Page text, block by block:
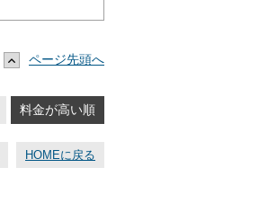
ページ先頭へ
料金が高い順
HOMEに戻る